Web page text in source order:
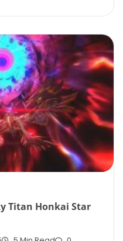
Titan Honkai Star